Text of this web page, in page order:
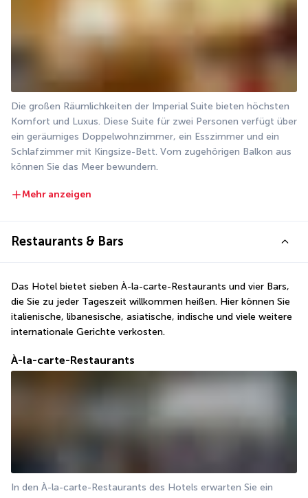
Die großen Räumlichkeiten der Imperial Suite bieten höchsten
Komfort und Luxus. Diese Suite für zwei Personen verfügt über
ein geräumiges Doppelwohnzimmer, ein Esszimmer und ein
Schlafzimmer mit Kingsize-Bett. Vom zugehörigen Balkon aus
können Sie das Meer bewundern.
Mehr anzeigen
Restaurants & Bars
Das Hotel bietet sieben À-la-carte-Restaurants und vier Bars,
die Sie zu jeder Tageszeit willkommen heißen. Hier können Sie
italienische, libanesische, asiatische, indische und viele weitere
internationale Gerichte verkosten.
À-la-carte-Restaurants
In den À-la-carte-Restaurants des Hotels erwarten Sie ein